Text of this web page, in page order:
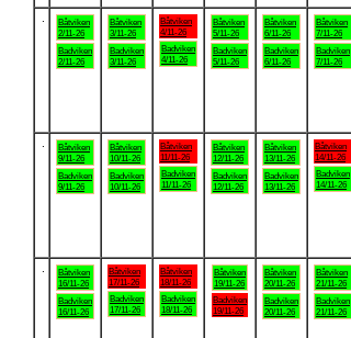
Båtviken
2/11-26
Badviken
2/11-26
Båtviken
3/11-26
Badviken
3/11-26
Båtviken
4/11-26
Badviken
4/11-26
Båtviken
5/11-26
Badviken
5/11-26
Båtviken
6/11-26
Badviken
6/11-26
Båtviken
7/11-26
Badviken
7/11-26
Båtviken
9/11-26
Badviken
9/11-26
Båtviken
10/11-26
Badviken
10/11-26
Båtviken
11/11-26
Badviken
11/11-26
Båtviken
12/11-26
Badviken
12/11-26
Båtviken
13/11-26
Badviken
13/11-26
Båtviken
14/11-26
Badviken
14/11-26
Båtviken
16/11-26
Badviken
16/11-26
Båtviken
17/11-26
Badviken
17/11-26
Båtviken
18/11-26
Badviken
18/11-26
Båtviken
19/11-26
Badviken
19/11-26
Båtviken
20/11-26
Badviken
20/11-26
Båtviken
21/11-26
Badviken
21/11-26